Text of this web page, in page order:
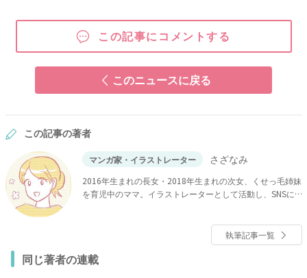
この記事にコメントする
このニュースに戻る
この記事の著者
マンガ家・イラストレーター さざなみ
2016年生まれの長女・2018年生まれの次女、くせっ毛姉妹
を育児中のママ。イラストレーターとして活動し、SNSに
執筆記事一覧
同じ著者の連載